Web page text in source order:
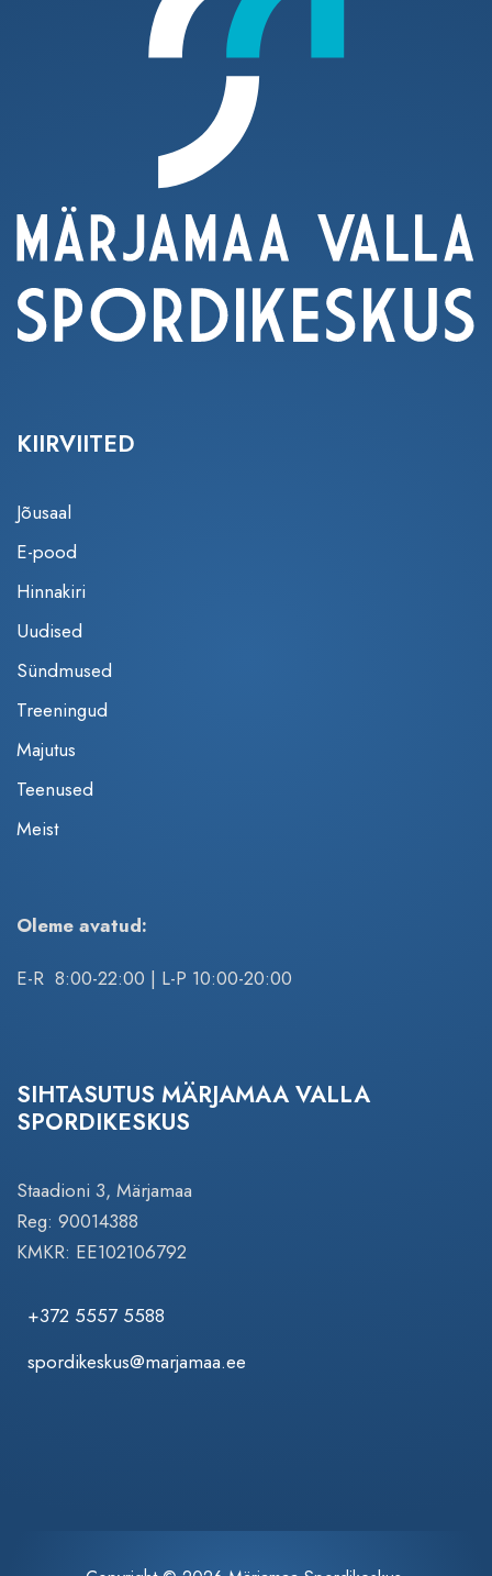
KIIRVIITED
Jõusaal
E-pood
Hinnakiri
Uudised
Sündmused
Treeningud
Majutus
Teenused
Meist
Oleme avatud:
E-R 8:00-22:00 | L-P 10:00-20:00
SIHTASUTUS MÄRJAMAA VALLA
SPORDIKESKUS
Staadioni 3, Märjamaa
Reg: 90014388
KMKR: EE102106792
+372 5557 5588
spordikeskus@marjamaa.ee